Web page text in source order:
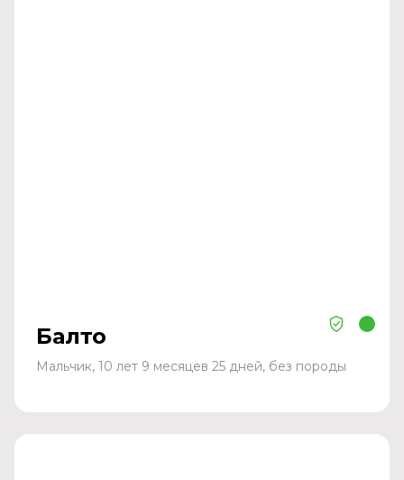
Балто
Мальчик, 10 лет 9 месяцев 25 дней, без породы